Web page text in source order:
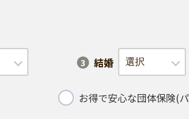
結婚
お得で安心な団体保険(